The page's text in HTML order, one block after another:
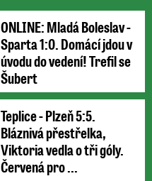
ONLINE: Mladá Boleslav -
Sparta 1:0. Domácí jdou v
úvodu do vedení! Trefil se
Šubert
Teplice - Plzeň 5:5.
Bláznivá přestřelka,
Viktoria vedla o tři góly.
Červená pro ...